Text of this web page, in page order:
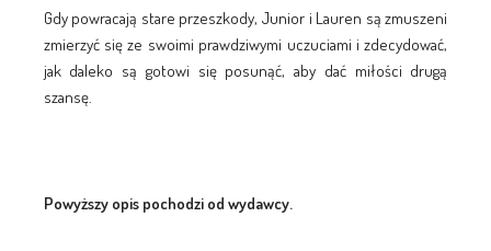
Gdy powracają stare przeszkody, Junior i Lauren są zmuszeni
zmierzyć się ze swoimi prawdziwymi uczuciami i zdecydować,
jak daleko są gotowi się posunąć, aby dać miłości drugą
szansę.
Powyższy opis pochodzi od wydawcy.